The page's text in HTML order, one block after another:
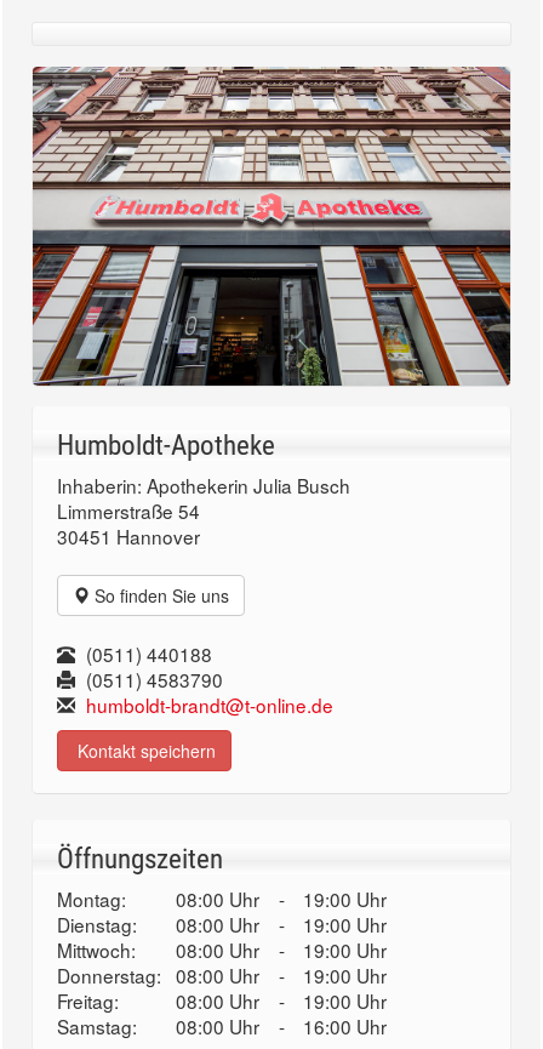
Humboldt-Apotheke
Inhaberin: Apothekerin Julia Busch
Limmerstraße 54
30451 Hannover
So finden Sie uns
(0511) 440188
(0511) 4583790
humboldt-brandt@t-online.de
Kontakt speichern
Öffnungszeiten
Montag: 08:00 Uhr -
19:00 Uhr
Dienstag:
08:00 Uhr -
19:00 Uhr
Mittwoch:
08:00 Uhr -
19:00 Uhr
Donnerstag: 08:00 Uhr -
19:00 Uhr
Freitag:
08:00 Uhr -
19:00 Uhr
Samstag:
08:00 Uhr - 16:00 Uhr